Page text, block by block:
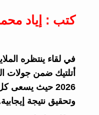
كتب : إياد
في لقاء ينتظره
2026 حيث
وتحقيق نتيجة